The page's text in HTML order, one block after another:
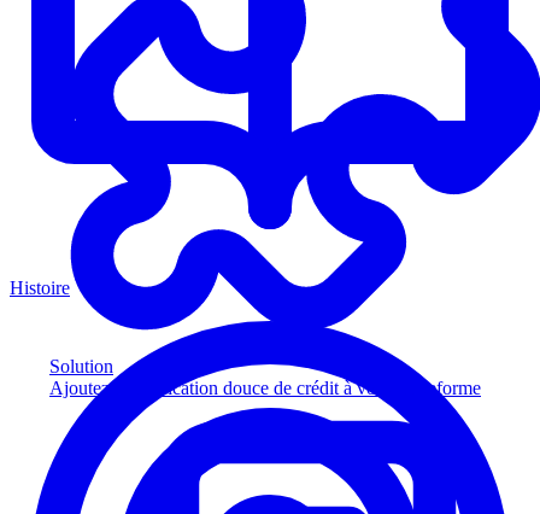
Solution
Ajoutez la vérification douce de crédit à votre plateforme
Histoire